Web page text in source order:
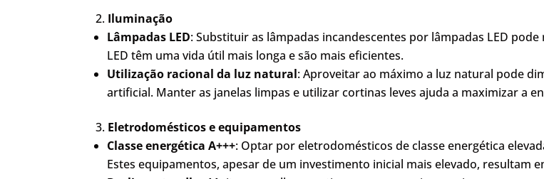
Iluminação
Lâmpadas LED: Substituir as lâmpadas incandescentes por lâmpadas LED
LED têm uma vida útil mais longa e são mais eficientes.
Utilização racional da luz natural: Aproveitar ao máximo a luz natural pode
artificial. Manter as janelas limpas e utilizar cortinas leves ajuda a maximizar a
Eletrodomésticos e equipamentos
Classe energética A+++: Optar por eletrodomésticos de classe energética
Estes equipamentos, apesar de um investimento inicial mais elevado, resultam